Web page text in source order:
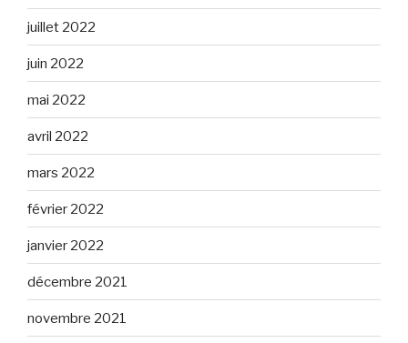
juillet 2022
juin 2022
mai 2022
avril 2022
mars 2022
février 2022
janvier 2022
décembre 2021
novembre 2021